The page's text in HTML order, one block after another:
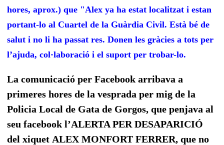
hores, aprox.) que "Alex ya ha estat localitzat i estan
portant-lo al Cuartel de la Guàrdia Civil. Està bé de
salut i no li ha passat res. Donen les gràcies a tots per
l’ajuda, col·laboració i el suport per trobar-lo.
La comunicació per Facebook arribava a
primeres hores de la vesprada per mig de la
Policia Local de Gata de Gorgos, que penjava al
seu facebook l’ALERTA PER DESAPARICIÓ
del xiquet ALEX MONFORT FERRER, que no